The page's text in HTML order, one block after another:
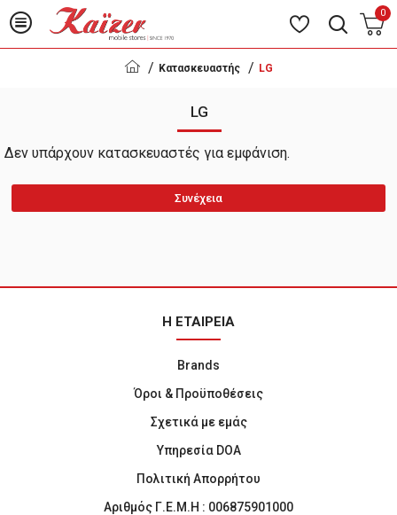
0
Κατασκευαστής LG
LG
Δεν υπάρχουν κατασκευαστές για εμφάνιση.
Συνέχεια
Η ΕΤΑΙΡΕΙΑ
Brands
Όροι & Προϋποθέσεις
Σχετικά με εμάς
Υπηρεσία DOA
Πολιτική Απορρήτου
Αριθμός Γ.Ε.Μ.Η : 006875901000